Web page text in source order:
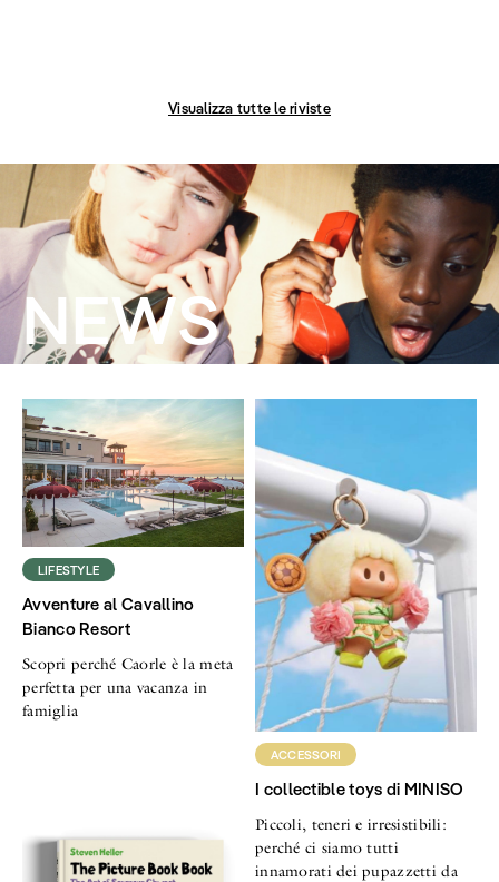
Visualizza tutte le riviste
NEWS
LIFESTYLE
Avventure al Cavallino
Bianco Resort
Scopri perché Caorle è la meta
perfetta per una vacanza in
famiglia
ACCESSORI
I collectible toys di MINISO
Piccoli, teneri e irresistibili:
perché ci siamo tutti
innamorati dei pupazzetti da